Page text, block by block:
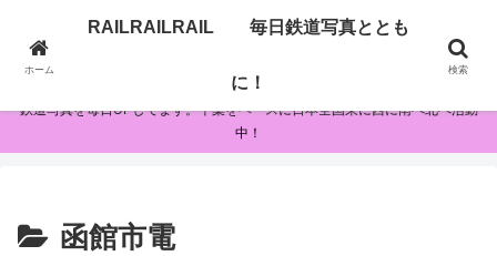
RAILRAILRAIL 毎日鉄道写真とともに！
鉄道写真を毎日UPしてます。千葉をベースに日本全国東に西に南へ北へ活動
中！
函館市電
ホーム
RAILRAILRAIL 毎日鉄道写真ととも
に！
検索